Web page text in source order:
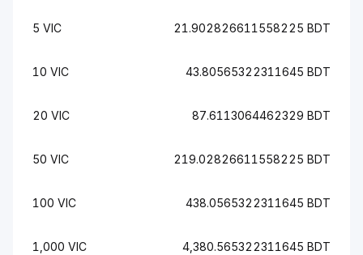
5 VIC 21.902826611558225 BDT
10 VIC 43.80565322311645 BDT
20 VIC 87.6113064462329 BDT
50 VIC 219.02826611558225 BDT
100 VIC 438.0565322311645 BDT
1,000 VIC 4,380.565322311645 BDT